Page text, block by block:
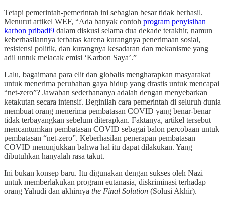
Tetapi pemerintah-pemerintah ini sebagian besar tidak berhasil.
Menurut artikel WEF, “Ada banyak contoh program penyisihan
karbon pribadi9 dalam diskusi selama dua dekade terakhir, namun
keberhasilannya terbatas karena kurangnya penerimaan sosial,
resistensi politik, dan kurangnya kesadaran dan mekanisme yang
adil untuk melacak emisi ‘Karbon Saya’.”
Lalu, bagaimana para elit dan globalis mengharapkan masyarakat
untuk menerima perubahan gaya hidup yang drastis untuk mencapai
“net-zero”? Jawaban sederhananya adalah dengan menyebarkan
ketakutan secara intensif. Beginilah cara pemerintah di seluruh dunia
membuat orang menerima pembatasan COVID yang benar-benar
tidak terbayangkan sebelum diterapkan. Faktanya, artikel tersebut
mencantumkan pembatasan COVID sebagai balon percobaan untuk
pembatasan “net-zero”. Keberhasilan penerapan pembatasan
COVID menunjukkan bahwa hal itu dapat dilakukan. Yang
dibutuhkan hanyalah rasa takut.
Ini bukan konsep baru. Itu digunakan dengan sukses oleh Nazi
untuk memberlakukan program eutanasia, diskriminasi terhadap
orang Yahudi dan akhirnya the Final Solution (Solusi Akhir).